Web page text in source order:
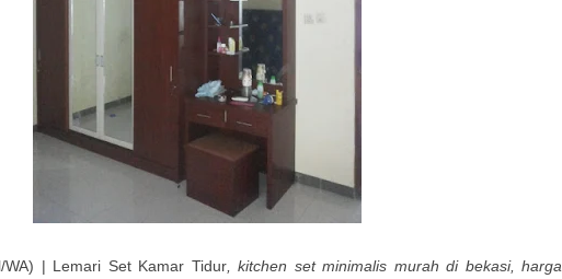
WA) | Lemari Set Kamar Tidur, kitchen set minimalis murah di bekasi, harga